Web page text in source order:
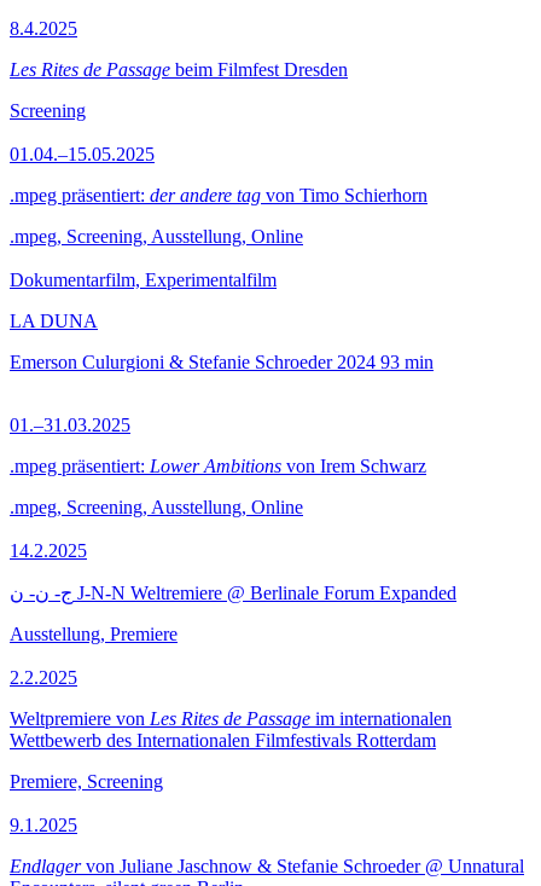
8.4.2025
Les Rites de Passage beim Filmfest Dresden
Screening
01.04.–15.05.2025
.mpeg präsentiert: der andere tag von Timo Schierhorn
.mpeg, Screening, Ausstellung, Online
Dokumentarfilm, Experimentalfilm
LA DUNA
Emerson Culurgioni & Stefanie Schroeder 2024 93 min
01.–31.03.2025
.mpeg präsentiert: Lower Ambitions von Irem Schwarz
.mpeg, Screening, Ausstellung, Online
14.2.2025
ج- ن- ن J-N-N Weltremiere @ Berlinale Forum Expanded
Ausstellung, Premiere
2.2.2025
Weltpremiere von Les Rites de Passage im internationalen
Wettbewerb des Internationalen Filmfestivals Rotterdam
Premiere, Screening
9.1.2025
Endlagervon Juliane Jaschnow & Stefanie Schroeder @ Unnatural